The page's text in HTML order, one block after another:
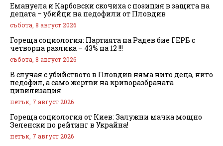
Емануела и Карбовски скочиха с позиция в защита на
децата – убийци на педофили от Пловдив
събота, 8 август 2026
Гореща социология: Партията на Радев бие ГЕРБ с
четворна разлика – 43% на 12 !!!
събота, 8 август 2026
В случая с убийството в Пловдив няма нито деца, нито
педофил, а само жертви на криворазбраната
цивилизация
петък, 7 август 2026
Гореща социология от Киев: Залужни мачка мощно
Зеленски по рейтинг в Украйна!
петък, 7 август 2026